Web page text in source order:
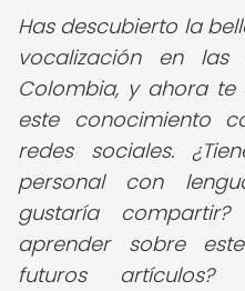
Has descubierto la
vocalización en las
Colombia, y ahora
este conocimiento
redes sociales.
personal con
gustaría
aprender sobre
futuros